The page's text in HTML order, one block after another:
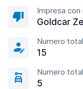
Impresa
Goldcar
Numero
15
Numero
5